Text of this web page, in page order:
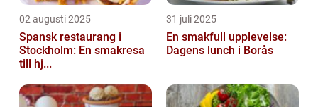
02 augusti 2025
Spansk restaurang i
Stockholm: En smakresa
till hj...
31 juli 2025
En smakfull upplevelse:
Dagens lunch i Borås